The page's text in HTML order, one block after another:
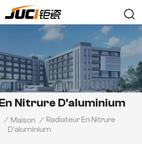
Nitrure D'aluminium
/ Maison / Radiateur En Nitrure
D'aluminium